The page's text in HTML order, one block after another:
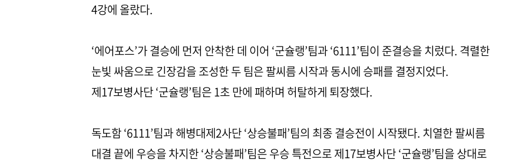
4강에 올랐다.
‘에어포스’가 결승에 먼저 안착한 데 이어 ‘군슐랭’팀과 ‘6111’팀이 준결승을 치렀다. 격렬한
눈빛 싸움으로 긴장감을 조성한 두 팀은 팔씨름 시작과 동시에 승패를 결정지었다.
제17보병사단 ‘군슐랭’팀은 1초 만에 패하며 허탈하게 퇴장했다.
독도함 ‘6111’팀과 해병대제2사단 ‘상승불패’팀의 최종 결승전이 시작됐다. 치열한 팔씨름
대결 끝에 우승을 차지한 ‘상승불패’팀은 우승 특전으로 제17보병사단 ‘군슐랭’팀을 상대로